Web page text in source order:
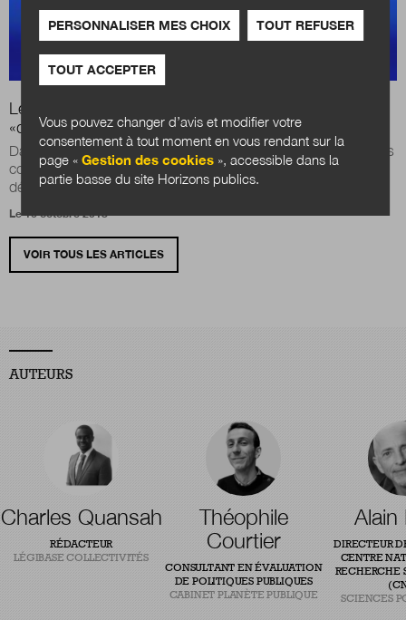
Le droit à la différence: de la décentralisation à la
«désuniformisation»
David Carmier examine l’histoire des relations entre l’État et les
collectivités territoriales depuis 1789 à travers la
déconcentration et la...
Le 16 octobre 2018
VOIR TOUS LES ARTICLES
AUTEURS
Charles Quansah
RÉDACTEUR
LÉGIBASE COLLECTIVITÉS
Théophile
Courtier
CONSULTANT EN ÉVALUATION
DE POLITIQUES PUBLIQUES
CABINET PLANÈTE PUBLIQUE
Alain
DIRECTEUR
CENTRE
RECHERCHE
SCIENCES
PERSONNALISER MES CHOIX TOUT REFUSER
TOUT ACCEPTER
Vous pouvez changer d’avis et modifier votre
consentement à tout moment en vous rendant sur la
page « Gestion des cookies», accessible dans la
partie basse du site Horizons publics.